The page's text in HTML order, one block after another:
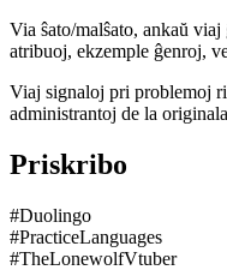
Via ŝato/malŝato, ankaŭ
atribuoj, ekzemple ĝenroj,
Viaj signaloj pri problemoj
administrantoj de la
Priskribo
#Duolingo
#PracticeLanguages
#TheLonewolfVtuber